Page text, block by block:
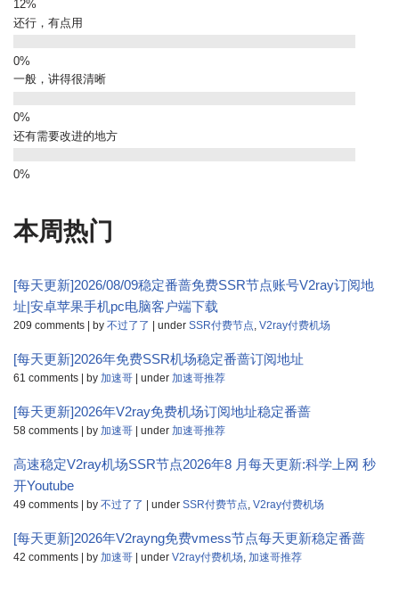
还行，有点用
一般，讲得很清晰
还有需要改进的地方
本周热门
[每天更新]2026/08/09稳定番蔷免费SSR节点账号V2ray订阅地
址|安卓苹果手机pc电脑客户端下载
209 comments | by 不过了了 | under SSR付费节点 V2ray付费机场
[每天更新]2026年免费SSR机场稳定番蔷订阅地址
61 comments | by 加速哥 | under 加速哥推荐
[每天更新]2026年V2ray免费机场订阅地址稳定番蔷
58 comments | by 加速哥 | under 加速哥推荐
高速稳定V2ray机场SSR节点2026年8 月每天更新:科学上网 秒
开Youtube
49 comments | by 不过了了 | under SSR付费节点 V2ray付费机场
[每天更新]2026年V2rayng免费vmess节点每天更新稳定番蔷
42 comments | by 加速哥 | under V2ray付费机场 加速哥推荐